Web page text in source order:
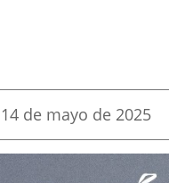
Fecha
la
noticia
14 de mayo de 2025